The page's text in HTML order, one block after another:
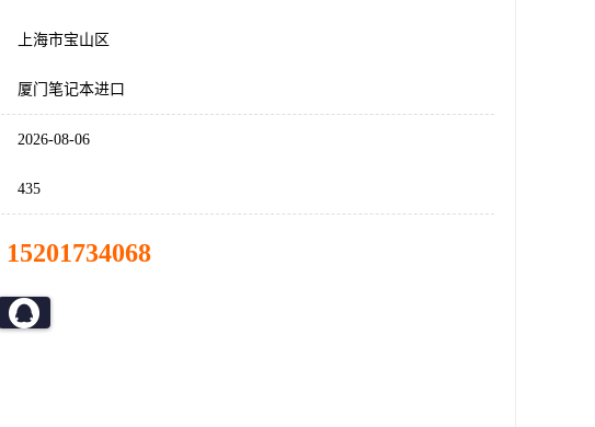
上海市宝山区
厦门笔记本进口
2026-08-06
435
15201734068